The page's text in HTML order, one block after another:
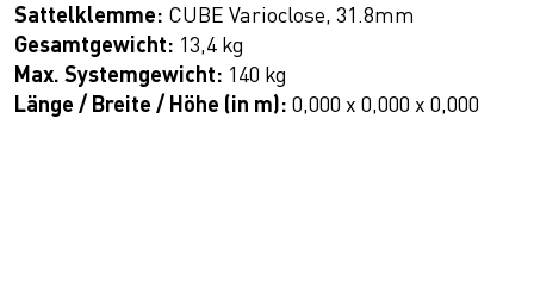
Sattelklemme: CUBE Varioclose, 31.8mm
Gesamtgewicht: 13,4 kg
Max. Systemgewicht: 140 kg
Länge / Breite / Höhe (in m): 0,000 x 0,000 x 0,000